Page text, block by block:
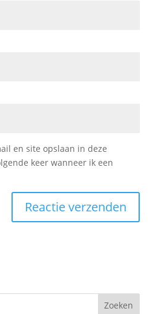
en site opslaan in deze
keer wanneer ik een
Zoeken